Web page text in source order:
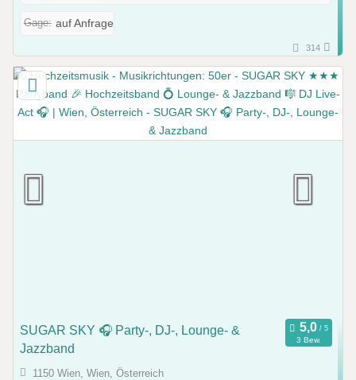
Gage: auf Anfrage
314
SUGAR SKY 🎧 Party-, DJ-, Lounge- &
Jazzband
3 Bew.
1150 Wien, Wien, Österreich